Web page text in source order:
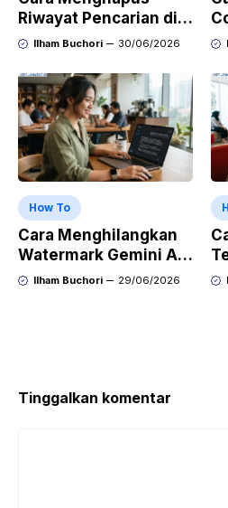
Riwayat Pencarian di
Play Store di HP
OPPO, dan Vivo
Ilham Buchori 30/06/2026
How To
Cara Menghilangkan
Watermark Gemini AI
dengan Mudah Hasil
Ilham Buchori 29/06/2026
Tinggalkan komentar